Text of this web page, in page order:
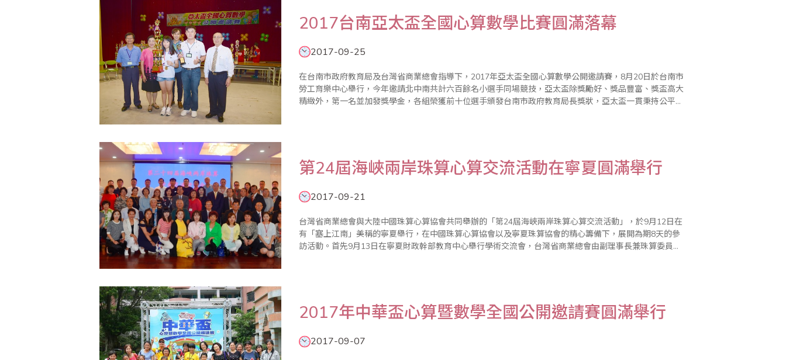
2017台南亞太盃全國心算數學比賽圓滿落幕
2017-09-25
在台南市政府教育局及台灣省商業總會指導下，2017年亞太盃全國心算數學公開邀請賽，8月20日於台南市
勞工育樂中心舉行，今年邀請北中南共計六百餘名小選手同場競技，亞太盃除獎勵好、獎品豐富、獎盃高大
精緻外，第一名並加發獎學金，各組榮獲前十位選手頒發台南市政府教育局長獎狀，亞太盃一貫秉持公平、
第24屆海峽兩岸珠算心算交流活動在寧夏圓滿舉行
2017-09-21
台灣省商業總會與大陸中國珠算心算協會共同舉辦的「第24屆海峽兩岸珠算心算交流活動」，於9月12日在
有「塞上江南」美稱的寧夏舉行，在中國珠算心算協會以及寧夏珠算協會的精心籌備下，展開為期8天的參
訪活動。首先9月13日在寧夏財政幹部教育中心舉行學術交流會，台灣省商業總會由副理事長兼珠算委員會
2017年中華盃心算暨數學全國公開邀請賽圓滿舉行
2017-09-07